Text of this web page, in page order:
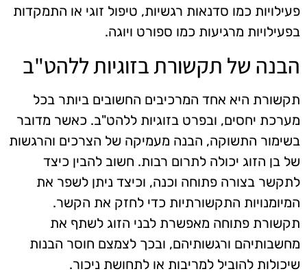
פעילויות כמו סדנאות רגשיות, טיפול זוגי או התמקדות
בפעילויות מרגיעות כמו ספורט ויוגה.
הבנה של תקשורת בזוגיות ללהט"ב
תקשורת היא אחד המרכיבים החשובים ביותר בכל
מערכת יחסים, ובפרט בזוגיות ללהט"ב. כאשר מדובר
בשימור התשוקה, הבנה מעמיקה של הצרכים והרגשות
של בן הזוג יכולה לתרום רבות. חשוב להבין כיצד
לתקשר בצורה פתוחה וכנה, וכיצד ניתן לשפר את
המיומנויות התקשורתיות כדי לחזק את הקשר.
תקשורת פתוחה מאפשרת לבני הזוג לשתף את
מחשבותיהם ורגשותיהם, ובכך לצמצם חוסר הבנות
שיכולות להוביל למריבות או לתחושת ניכור.